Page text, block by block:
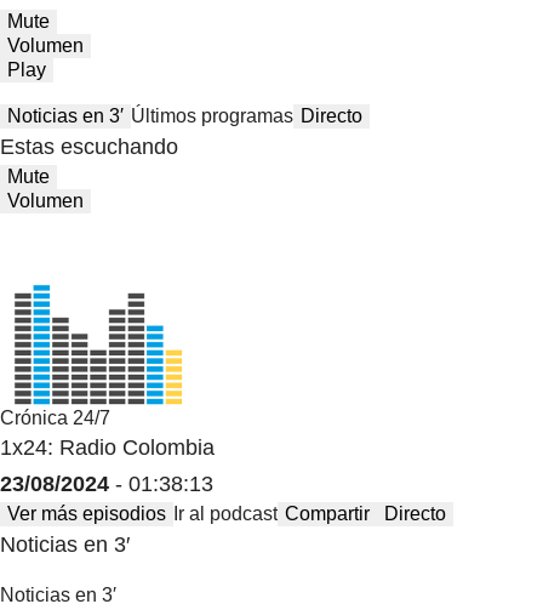
Mute
Volumen
Play
Noticias en 3′ Últimos programas Directo
Estas escuchando
Mute
Volumen
Crónica 24/7
1x24: Radio Colombia
23/08/2024 - 01:38:13
Ver más episodios Ir al podcast Compartir Directo
Noticias en 3′
Noticias en 3′